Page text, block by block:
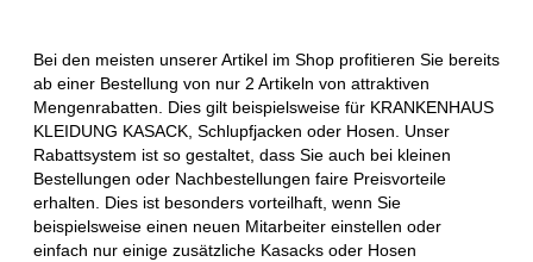
Bei den meisten unserer Artikel im Shop profitieren Sie bereits
ab einer Bestellung von nur 2 Artikeln von attraktiven
Mengenrabatten. Dies gilt beispielsweise für KRANKENHAUS
KLEIDUNG KASACK, Schlupfjacken oder Hosen. Unser
Rabattsystem ist so gestaltet, dass Sie auch bei kleinen
Bestellungen oder Nachbestellungen faire Preisvorteile
erhalten. Dies ist besonders vorteilhaft, wenn Sie
beispielsweise einen neuen Mitarbeiter einstellen oder
einfach nur einige zusätzliche Kasacks oder Hosen